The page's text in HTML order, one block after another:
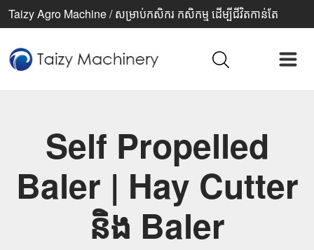
Taizy Agro Machine / សម្រាប់កសិករ កសិកម្ម ដើម្បីជីវិតកាន់តែ
Self Propelled
Baler | Hay Cutter
និង Baler